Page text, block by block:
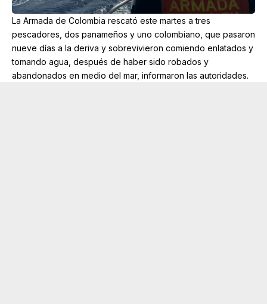
La Armada de Colombia rescató este martes a tres
pescadores, dos panameños y uno colombiano, que pasaron
nueve días a la deriva y sobrevivieron comiendo enlatados y
tomando agua, después de haber sido robados y
abandonados en medio del mar, informaron las autoridades.